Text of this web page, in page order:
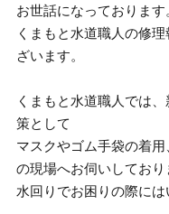
お世話になっております
くまもと水道職人の修
ざいます。
くまもと水道職人では
策として
マスクやゴム手袋の着
の現場へお伺いしており
水回りでお困りの際には